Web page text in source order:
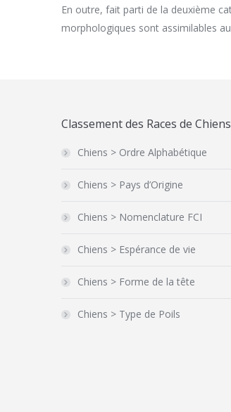
En outre, fait parti de la deuxième
morphologiques sont assimilables
Classement des Races de Chiens
Chiens > Ordre Alphabétique
Chiens > Pays d’Origine
Chiens > Nomenclature FCI
Chiens > Espérance de vie
Chiens > Forme de la tête
Chiens > Type de Poils